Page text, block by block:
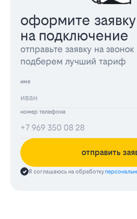
оформите заявку
на подключение
отправьте заявку на
подберем лучший тариф
имя
номер телефона
отправить
Я соглашаюсь на обработку